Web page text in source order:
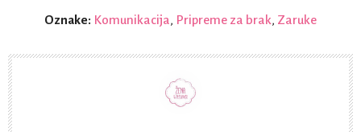
Oznake: Komunikacija, Pripreme za brak, Zaruke